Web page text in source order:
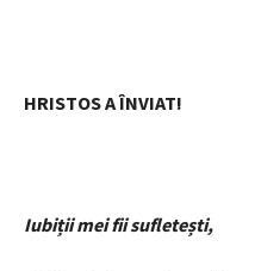
HRISTOS A ÎNVIAT!
Iubiții mei fii sufletești,